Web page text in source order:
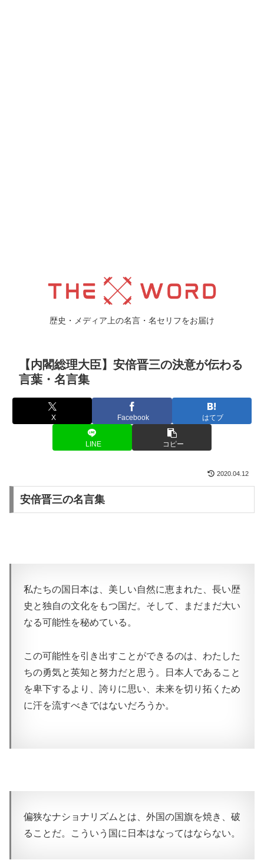
歴史・メディア上の名言・名セリフをお届け
【内閣総理大臣】安倍晋三の決意が伝わる
言葉・名言集
X Facebook はてブ
LINE コピー
2020.04.12
安倍晋三の名言集
私たちの国日本は、美しい自然に恵まれた、長い歴
史と独自の文化をもつ国だ。そして、まだまだ大い
なる可能性を秘めている。
この可能性を引き出すことができるのは、わたした
ちの勇気と英知と努力だと思う。日本人であること
を卑下するより、誇りに思い、未来を切り拓くため
に汗を流すべきではないだろうか。
偏狭なナショナリズムとは、外国の国旗を焼き、破
ることだ。こういう国に日本はなってはならない。